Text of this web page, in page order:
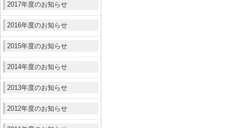
2017年度のお知らせ
2016年度のお知らせ
2015年度のお知らせ
2014年度のお知らせ
2013年度のお知らせ
2012年度のお知らせ